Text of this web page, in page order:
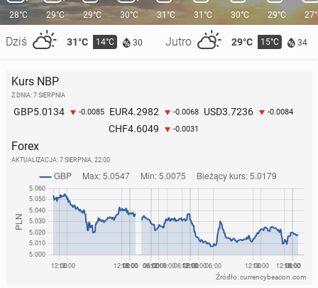
28°C
Dziś 31°C 14°C 30 Jutro 29°C 15°C 34
29°C 29°C 30°C 31°C 31°C 30°C 29°C
Kurs NBP
Z DNIA: 7 SIERPNIA
GBP5.0134 -0.0085 EUR4.2982 -0.0068 USD3.7236 -0.0084
CHF4.6049 -0.0031
Forex
AKTUALIZACJA: 7 SIERPNIA, 22:00
Źródło: currencybeacon.com